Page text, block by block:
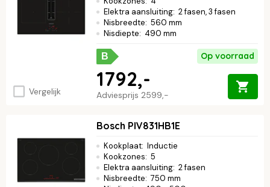
Vergelijk
Elektra aansluiting: 2 fasen, 3 fasen
Nisbreedte: 560 mm
Nisdiepte: 490 mm
B Op voorraad
Adviesprijs 2599,-
1792,-
Bosch PIV831HB1E
Kookplaat: Inductie
Kookzones: 5
Elektra aansluiting: 2 fasen
Nisbreedte: 750 mm